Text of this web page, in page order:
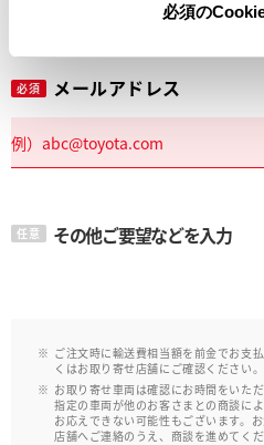
必須の
必須 メールアドレス
任意 その他ご要望などを入力
ご注文時に輸送費相当額を前金でお支
くはお取り寄せ店舗にご確認ください。
お取り寄せ車両は確認にお時間をいた
指定の車両が他のお客さまとの商談に
お応えできない可能性もございます。
店舗へご連絡のうえ、商談を進めてくだ